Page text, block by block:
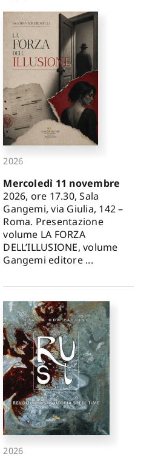
2026
Mercoledì 11 novembre
2026, ore 17.30, Sala
Gangemi, via Giulia, 142 –
Roma. Presentazione
volume LA FORZA
DELL’ILLUSIONE, volume
Gangemi editore ...
2026